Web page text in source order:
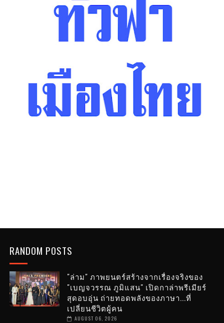
RANDOM POSTS
"ล่าม" ภาพยนตร์สร้างจากเรื่องจริงของ
"เบญจวรรณ ภูมิแสน" เปิดกาล่าพรีเมียร์
สุดอบอุ่น ถ่ายทอดพลังของภาษา...ที่
เปลี่ยนชีวิตผู้คน
AUGUST 06, 2026